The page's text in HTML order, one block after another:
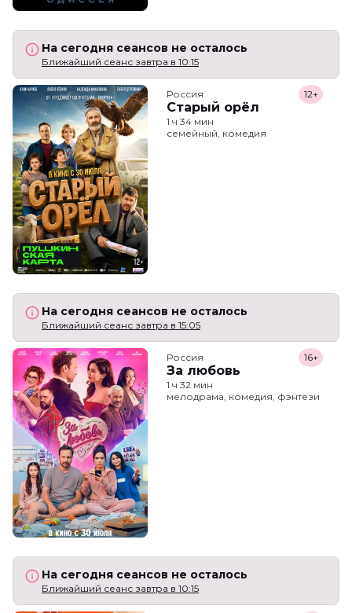
На сегодня сеансов не осталось
Ближайший сеанс завтра в 10:15
Россия
Старый орёл
12+
1 ч 34 мин
семейный, комедия
На сегодня сеансов не осталось
Ближайший сеанс завтра в 15:05
Россия
За любовь
16+
1 ч 32 мин
мелодрама, комедия, фэнтези
На сегодня сеансов не осталось
Ближайший сеанс завтра в 10:15